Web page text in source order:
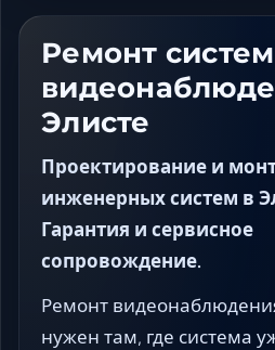
Ремонт систем
Элисте
Проектирование и
инженерных систем в
Гарантия и сервисное
сопровождение.
Ремонт
нужен там, где система